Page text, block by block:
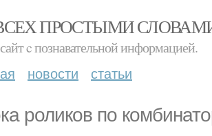
ПРОСТЫМИ
c познавательной информацией.
новости статьи
роликов по